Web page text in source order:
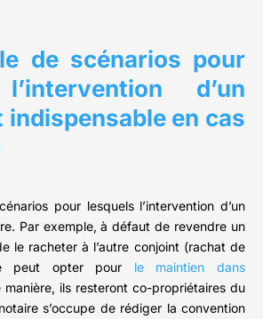
de scénarios pour
d’un
indispensable en cas
pour lesquels l’intervention d’un
Par exemple, à défaut de revendre un
le racheter à l’autre conjoint (rachat de
peut opter pour le maintien dans
manière, ils resteront co-propriétaires du
s’occupe de rédiger la convention